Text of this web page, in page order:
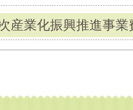
産業化振興推進事業